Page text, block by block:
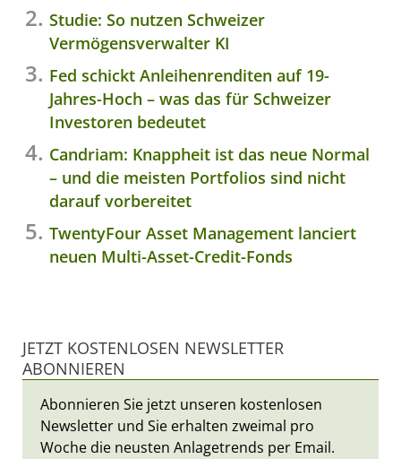
Studie: So nutzen Schweizer
Vermögensverwalter KI
Fed schickt Anleihenrenditen auf 19-
Jahres-Hoch – was das für Schweizer
Investoren bedeutet
Candriam: Knappheit ist das neue Normal
– und die meisten Portfolios sind nicht
darauf vorbereitet
TwentyFour Asset Management lanciert
neuen Multi-Asset-Credit-Fonds
JETZT KOSTENLOSEN NEWSLETTER
ABONNIEREN
Abonnieren Sie jetzt unseren kostenlosen
Newsletter und Sie erhalten zweimal pro
Woche die neusten Anlagetrends per Email.